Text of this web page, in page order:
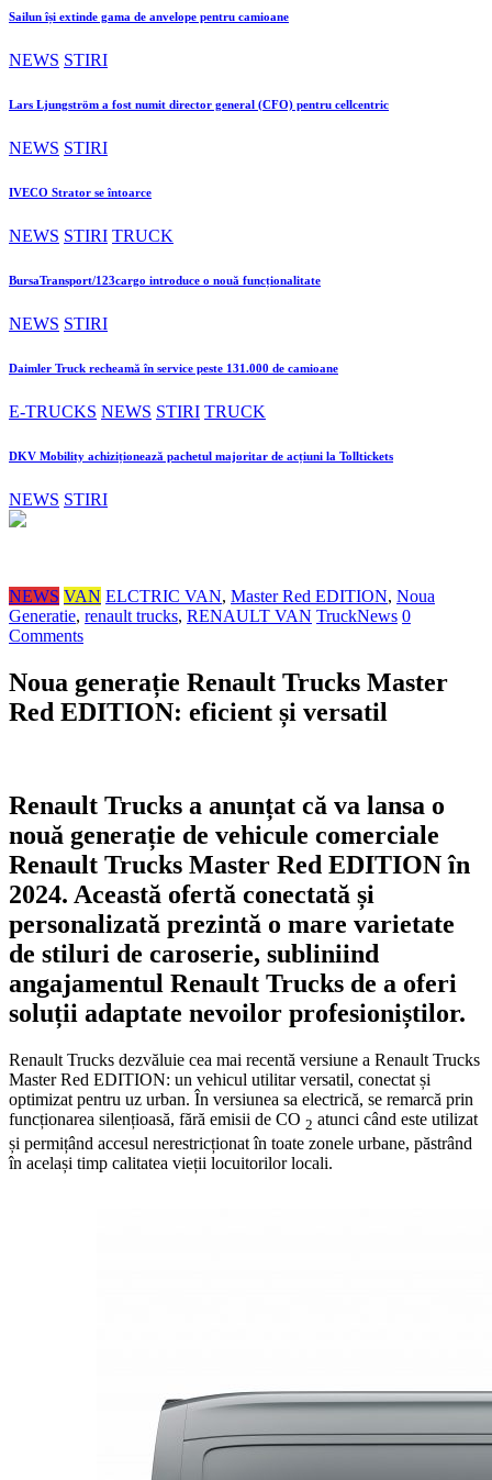
Sailun își extinde gama de anvelope pentru camioane
NEWS STIRI
Lars Ljungström a fost numit director general (CFO) pentru cellcentric
NEWS STIRI
IVECO Strator se întoarce
NEWS STIRI TRUCK
BursaTransport/123cargo introduce o nouă funcționalitate
NEWS STIRI
Daimler Truck recheamă în service peste 131.000 de camioane
E-TRUCKS NEWS STIRI TRUCK
DKV Mobility achiziționează pachetul majoritar de acțiuni la Tolltickets
NEWS STIRI
NEWS VAN ELCTRIC VAN, Master Red EDITION, Noua
Generatie, renault trucks, RENAULT VAN TruckNews 0
Comments
Noua generație Renault Trucks Master
Red EDITION: eficient și versatil
Renault Trucks a anunțat că va lansa o
nouă generație de vehicule comerciale
Renault Trucks Master Red EDITION în
2024. Această ofertă conectată și
personalizată prezintă o mare varietate
de stiluri de caroserie, subliniind
angajamentul Renault Trucks de a oferi
soluții adaptate nevoilor profesioniștilor.
Renault Trucks dezvăluie cea mai recentă versiune a Renault Trucks
Master Red EDITION: un vehicul utilitar versatil, conectat și
optimizat pentru uz urban. În versiunea sa electrică, se remarcă prin
funcționarea silențioasă, fără emisii de CO 2 atunci când este utilizat
și permițând accesul nerestricționat în toate zonele urbane, păstrând
în același timp calitatea vieții locuitorilor locali.